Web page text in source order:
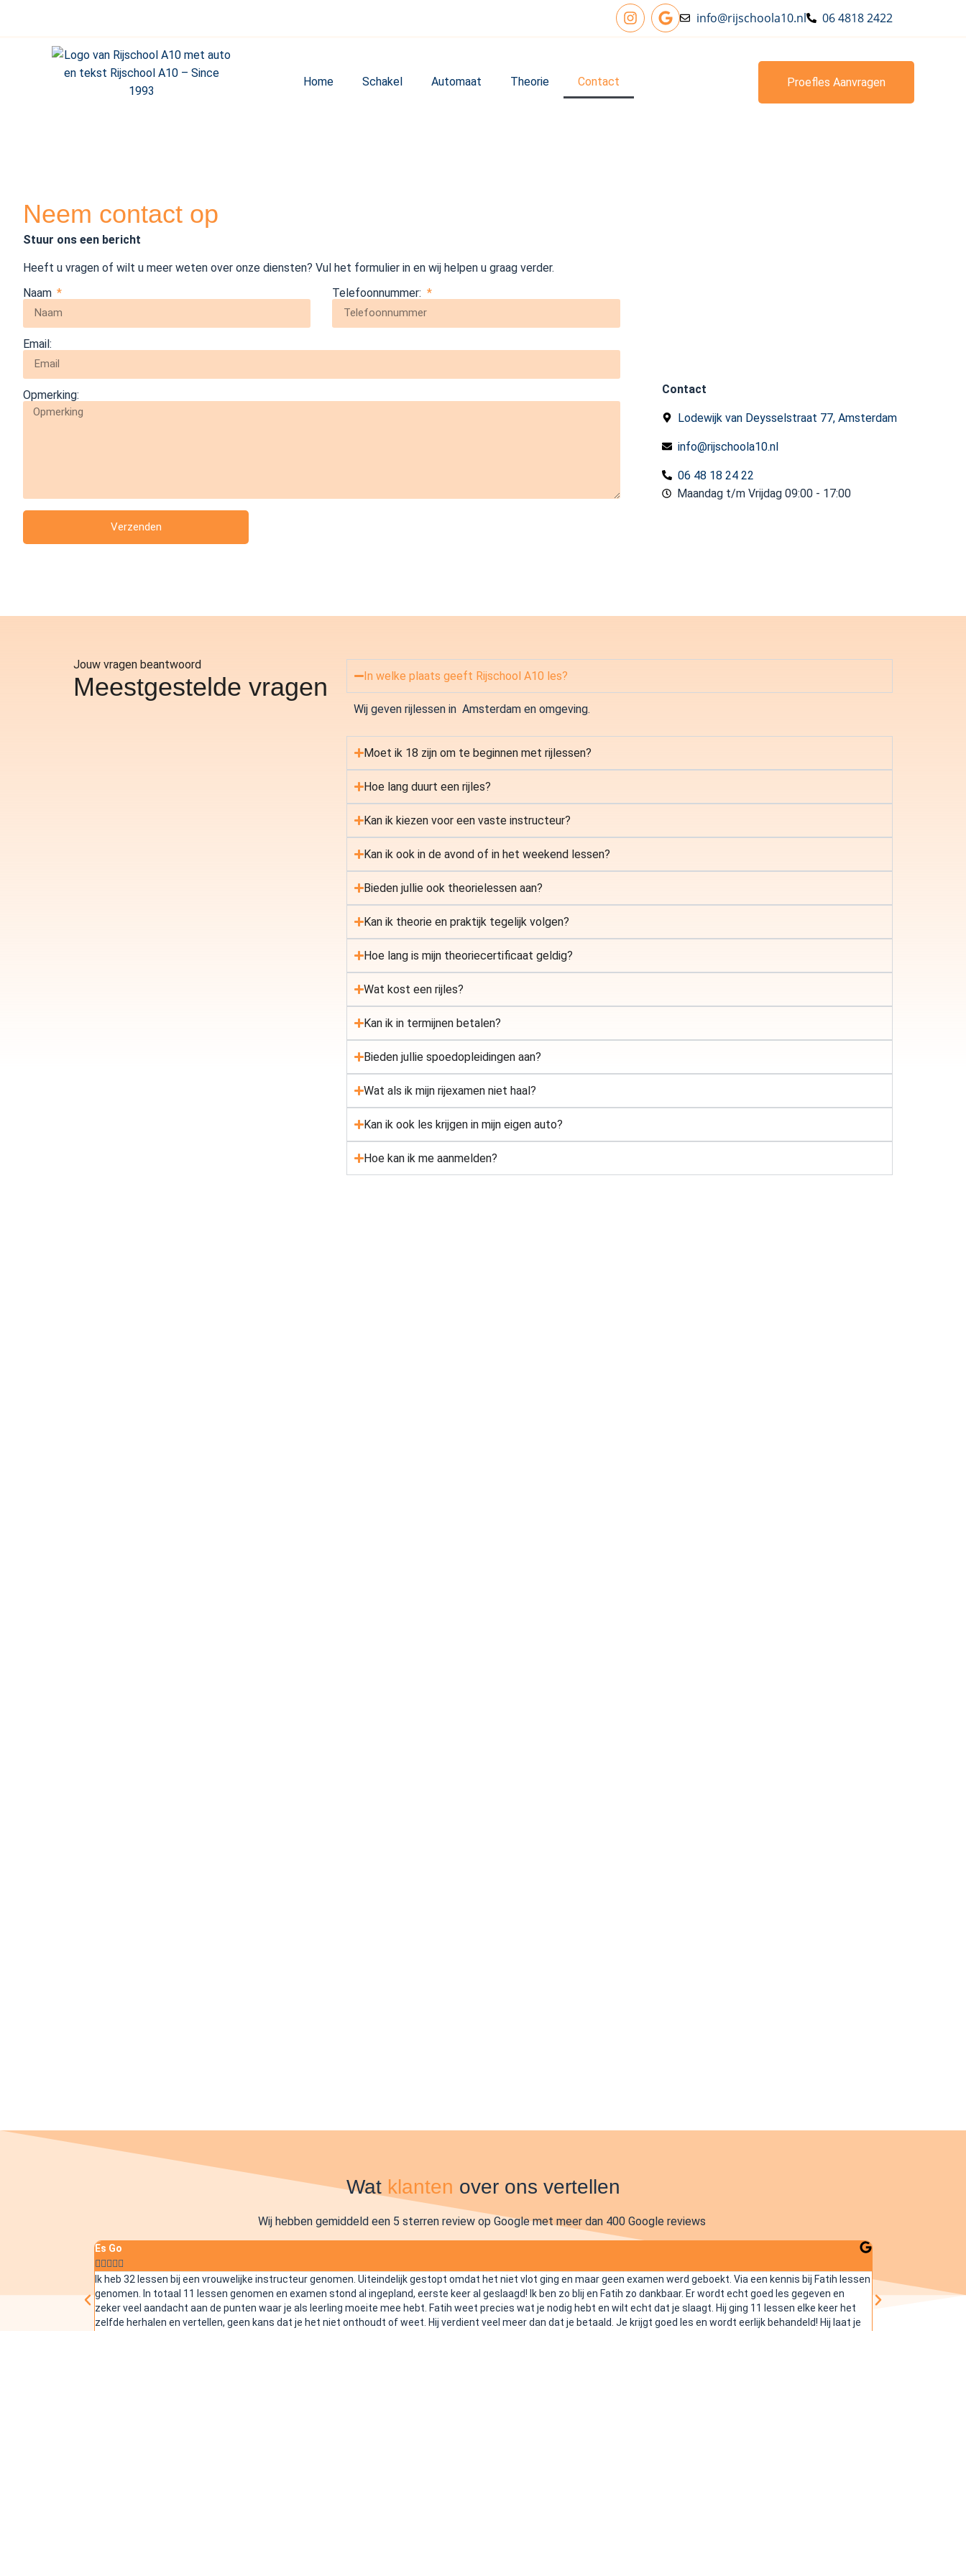
info@rijschoola10.nl 06 4818 2422
Home Schakel Automaat Theorie Contact Proefles Aanvragen
Neem contact op
Stuur ons een bericht
Heeft u vragen of wilt u meer weten over onze diensten? Vul het formulier in en wij helpen u graag verder.
Naam
Telefoonnummer:
Email:
Opmerking:
Verzenden
Contact
Lodewijk van Deysselstraat 77, Amsterdam
info@rijschoola10.nl
06 48 18 24 22
Maandag t/m Vrijdag 09:00 - 17:00
Jouw vragen beantwoord
Meestgestelde vragen In welke plaats geeft Rijschool A10 les?
Wij geven rijlessen in Amsterdam en omgeving.
Moet ik 18 zijn om te beginnen met rijlessen?
Hoe lang duurt een rijles?
Kan ik kiezen voor een vaste instructeur?
Kan ik ook in de avond of in het weekend lessen?
Bieden jullie ook theorielessen aan?
Kan ik theorie en praktijk tegelijk volgen?
Hoe lang is mijn theoriecertificaat geldig?
Wat kost een rijles?
Kan ik in termijnen betalen?
Bieden jullie spoedopleidingen aan?
Wat als ik mijn rijexamen niet haal?
Kan ik ook les krijgen in mijn eigen auto?
Hoe kan ik me aanmelden?
Wat klanten over ons vertellen
Wij hebben gemiddeld een 5 sterren review op Google met meer dan 400 Google reviews
Es Go
    
Ik heb 32 lessen bij een vrouwelijke instructeur genomen. Uiteindelijk gestopt omdat het niet vlot ging en maar geen examen werd geboekt. Via een kennis bij Fatih lessen
genomen. In totaal 11 lessen genomen en examen stond al ingepland, eerste keer al geslaagd! Ik ben zo blij en Fatih zo dankbaar. Er wordt echt goed les gegeven en
zeker veel aandacht aan de punten waar je als leerling moeite mee hebt. Fatih weet precies wat je nodig hebt en wilt echt dat je slaagt. Hij ging 11 lessen elke keer het
zelfde herhalen en vertellen, geen kans dat je het niet onthoudt of weet. Hij verdient veel meer dan dat je betaald. Je krijgt goed les en wordt eerlijk behandeld! Hij laat je
Na veel mee
voor dat mijn